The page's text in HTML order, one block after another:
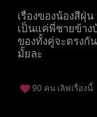
เรื่องของน้องสีฝุ่
เป็นแค่พี่ชายข้าง
ของทั้งคู่จะตรงกั
มั้ยละ
90 คน เลิฟเรื่องนี้